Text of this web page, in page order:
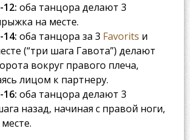
12: оба танцора делают 3
на месте.
14: оба танцора за 3 Favorits и
(“три шага Гавота”) делают
вокруг правого плеча,
лицом к партнеру.
16: оба танцора делают 3
назад, начиная с правой ноги,